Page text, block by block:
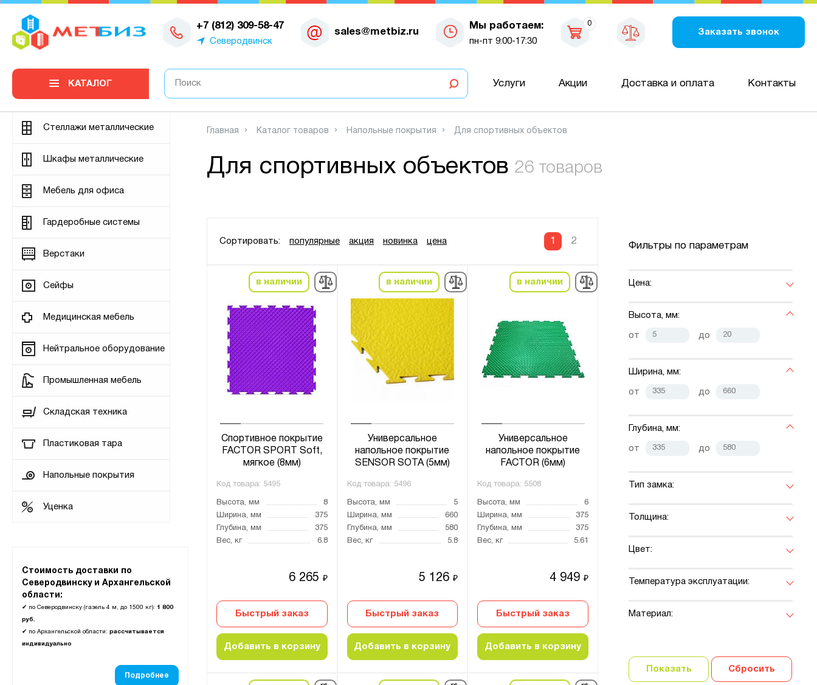
+7 (812) 309-58-47
Северодвинск
sales@metbiz.ru
Мы работаем:
пн-пт 9:00-17:30
0
Заказать звонок
0
КАТАЛОГ Услуги Акции Доставка и оплата Контакты
Стеллажи металлические
Шкафы металлические
Мебель для офиса
Гардеробные системы
Верстаки
Сейфы
Медицинская мебель
Нейтральное оборудование
Промышленная мебель
Складская техника
Пластиковая тара
Напольные покрытия
Уценка
Стоимость доставки по
Северодвинску и Архангельской
области:
✔ по Северодвинску (газель 4 м, до 1500 кг): 1 800
руб.
✔ по Архангельской области: рассчитывается
индивидуально
Подробнее
Главная Каталог товаров Напольные покрытия Для спортивных объектов
Для спортивных объектов 26 товаров
Сортировать: популярные акция новинка цена 1 2
в наличии
Спортивное покрытие
FACTOR SPORT Soft,
мягкое (8мм)
Код товара: 5495
Высота, мм
8
Ширина, мм
375
Глубина, мм
375
Вес, кг
6.8
6 265 ₽
Быстрый заказ
Добавить в корзину
в наличии
Универсальное
напольное покрытие
SENSOR SOTA (5мм)
Код товара: 5496
Высота, мм
5
Ширина, мм
660
Глубина, мм
580
Вес, кг
5.8
5 126₽
Быстрый заказ
Добавить в корзину
в наличии
Универсальное
напольное покрытие
FACTOR (6мм)
Код товара: 5508
Высота, мм
6
Ширина, мм
375
Глубина, мм
375
Вес, кг
5.61
4 949 ₽
Быстрый заказ
Добавить в корзину
Фильтры по параметрам
Цена:
Высота, мм:
от до
Ширина, мм:
от до
Глубина, мм:
от до
Тип замка:
Толщина:
Цвет:
Температура эксплуатации:
Материал:
Показать Сбросить